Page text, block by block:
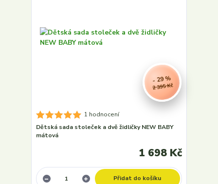
2 395 Kč
- 29 %
1 hodnocení
Dětská sada stoleček a dvě židličky NEW BABY
mátová
1 698 Kč
Přidat do košíku